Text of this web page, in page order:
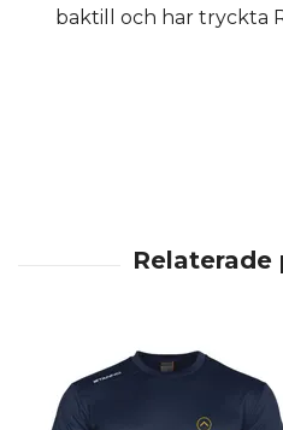
baktill och har tryckta